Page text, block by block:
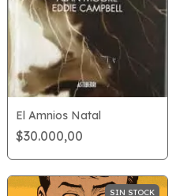
El Amnios Natal
$30.000,00
SIN STOCK